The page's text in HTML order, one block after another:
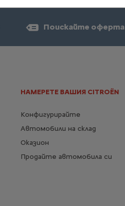
Поискайте оферта
НАМЕРЕТЕ ВАШИЯ CITROËN
Конфигурирайте
Автомобили на склад
Оказион
Продайте автомобила си